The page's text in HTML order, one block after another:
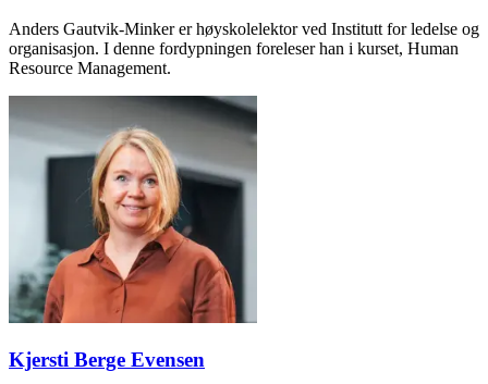
Anders Gautvik-Minker er høyskolelektor ved Institutt for ledelse og
organisasjon. I denne fordypningen foreleser han i kurset, Human
Resource Management.
Kjersti Berge Evensen